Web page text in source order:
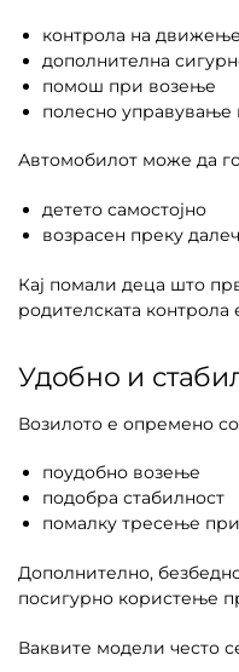
контрола на
дополнителна
помош при возење
полесно управување
Автомобилот може да
детето самостојно
возрасен преку
Кај помали деца што
родителската контрола
Удобно и
Возилото е опремено
поудобно возење
подобра стабилност
помалку тресење
Дополнително,
посигурно користење
Ваквите модели често